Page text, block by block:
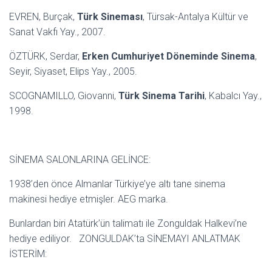
EVREN, Burçak, Türk Sineması, Türsak-Antalya Kültür ve
Sanat Vakfı Yay., 2007.
ÖZTÜRK, Serdar, Erken Cumhuriyet Döneminde Sinema,
Seyir, Siyaset, Elips Yay., 2005.
SCOGNAMILLO, Giovan­ni, Türk Sinema Tarihi, Kabalcı Yay.,
1998.
SİNEMA SALONLARINA GELİNCE:
1938’den önce Almanlar Türkiye’ye altı tane sinema
makinesi hediye etmişler. AEG marka.
Bunlardan biri Atatürk’ün talimatı ile Zonguldak Halkevi’ne
hediye ediliyor. ZONGULDAK’ta SİNEMAYI ANLATMAK
İSTERİM: